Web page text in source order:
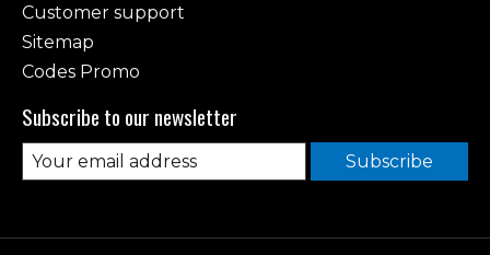
Customer support
Sitemap
Codes Promo
Subscribe to our newsletter
Subscribe